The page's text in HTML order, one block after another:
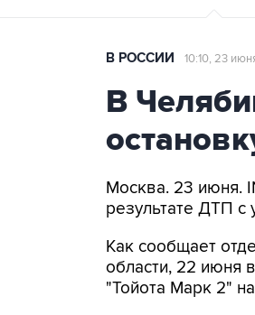
В РОССИИ 10:10, 23
В
Москва. 23 июня.
результате ДТП с
Как сообщает
области, 22 июня
"Тойота Марк 2"